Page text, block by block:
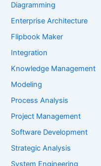
Diagramming
Enterprise Architecture
Flipbook Maker
Integration
Knowledge Management
Modeling
Process Analysis
Project Management
Software Development
Strategic Analysis
System Engineering